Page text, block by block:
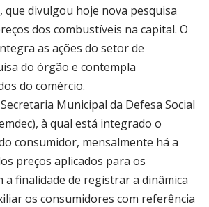
que divulgou hoje nova pesquisa
dos combustíveis na capital. O
as ações do setor de
do órgão e contempla
do comércio.
Municipal da Defesa Social
à qual está integrado o
consumidor, mensalmente há a
preços aplicados para os
a finalidade de registrar a dinâmica
os consumidores com referência